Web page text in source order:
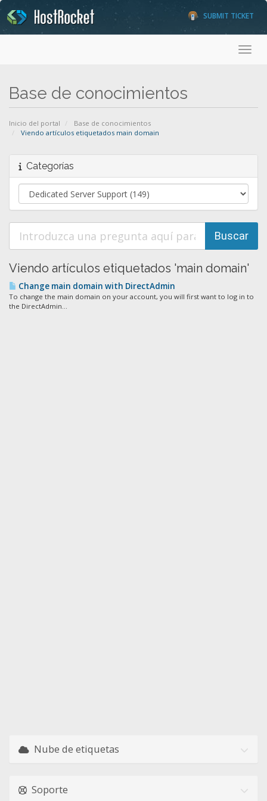
SUBMIT TICKET
Base de conocimientos
Inicio del portal
Base de conocimientos
Viendo artículos etiquetados main domain
Categorías
Viendo artículos etiquetados 'main domain'
Change main domain with DirectAdmin
To change the main domain on your account, you will first want to log in to
the DirectAdmin...
Nube de etiquetas
Soporte